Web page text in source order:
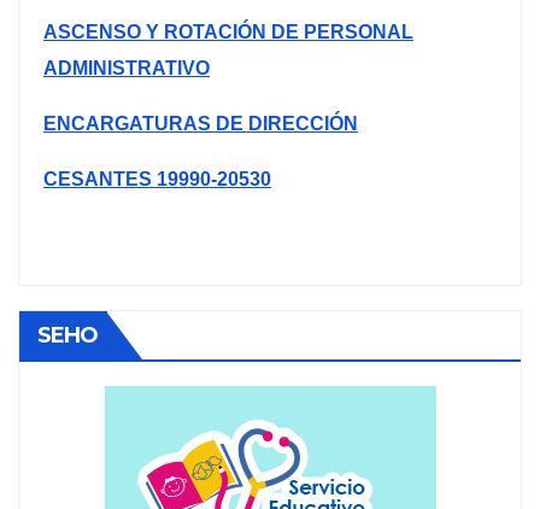
ASCENSO Y ROTACIÓN DE PERSONAL
ADMINISTRATIVO
ENCARGATURAS DE DIRECCIÓN
CESANTES 19990-20530
SEHO